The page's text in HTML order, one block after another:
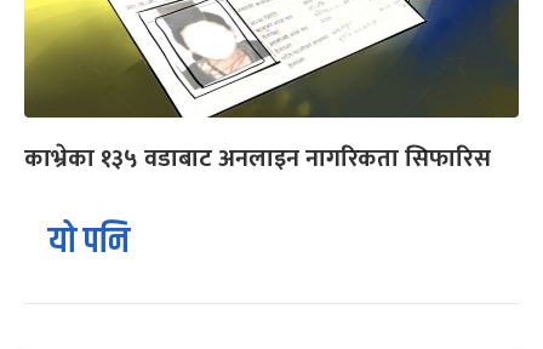
काभ्रेका १३५ वडाबाट अनलाइन नागरिकता सिफारिस
यो पनि